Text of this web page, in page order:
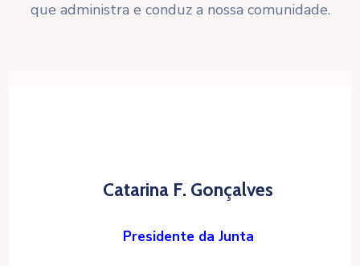
que administra e conduz a nossa comunidade.
Catarina F. Gonçalves
Presidente da Junta